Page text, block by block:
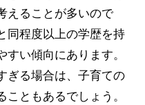
えることが多いので
同程度以上の学歴を持
い傾向にあります。
ぎる場合は、子育ての
ともあるでしょう。